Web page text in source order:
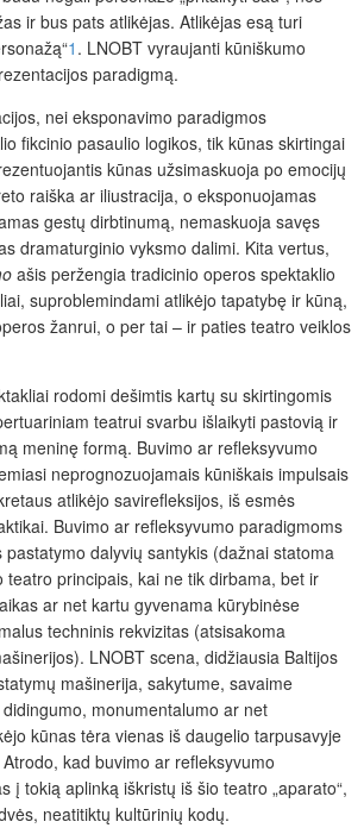
ir bus pats atlikėjas. Atlikėjas esą turi
1 . LNOBT vyraujanti kūniškumo
paradigmą.
nei eksponavimo paradigmos
fikcinio pasaulio logikos, tik kūnas skirtingai
kūnas užsimaskuoja po emocijų
raiška ar iliustracija, o eksponuojamas
gestų dirbtinumą, nemaskuoja savęs
dramaturginio vyksmo dalimi. Kita vertus,
ašis peržengia tradicinio operos spektaklio
suproblemindami atlikėjo tapatybę ir kūną,
žanrui, o per tai – ir paties teatro veiklos
rodomi dešimtis kartų su skirtingomis
teatrui svarbu išlaikyti pastovią ir
meninę formą. Buvimo ar refleksyvumo
neprognozuojamais kūniškais impulsais
atlikėjo savirefleksijos, iš esmės
Buvimo ar refleksyvumo paradigmoms
dalyvių santykis (dažnai statoma
teatro principais, kai ne tik dirbama, bet ir
ar net kartu gyvenama kūrybinėse
techninis rekvizitas (atsisakoma
LNOBT scena, didžiausia Baltijos
mašinerija, sakytume, savaime
monumentalumo ar net
kūnas tėra vienas iš daugelio tarpusavyje
kad buvimo ar refleksyvumo
į tokią aplinką iškristų iš šio teatro „aparato“,
neatitiktų kultūrinių kodų.